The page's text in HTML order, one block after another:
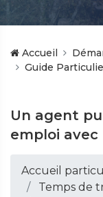
Accueil
Guide
Un agent
emploi
Accueil
Temps de